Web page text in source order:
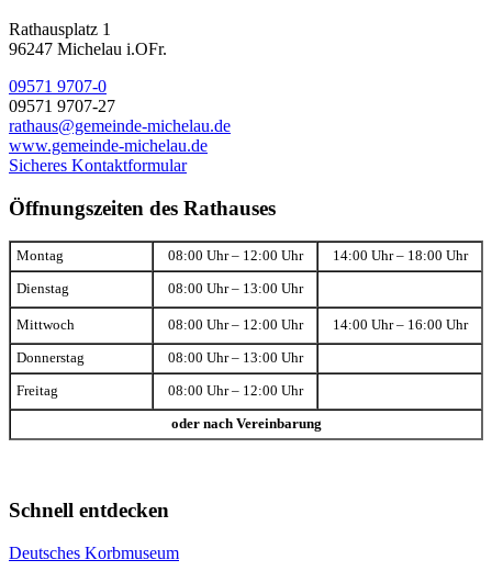
Rathausplatz 1
96247 Michelau i.OFr.
09571 9707-0
09571 9707-27
rathaus@gemeinde-michelau.de
www.gemeinde-michelau.de
Sicheres Kontaktformular
Öffnungszeiten des Rathauses
Montag 08:00 Uhr – 12:00 Uhr 14:00 Uhr – 18:00 Uhr
Dienstag 08:00 Uhr – 13:00 Uhr
Mittwoch 08:00 Uhr – 12:00 Uhr 14:00 Uhr – 16:00 Uhr
Donnerstag 08:00 Uhr – 13:00 Uhr
Freitag 08:00 Uhr – 12:00 Uhr
oder nach Vereinbarung
Schnell entdecken
Deutsches Korbmuseum